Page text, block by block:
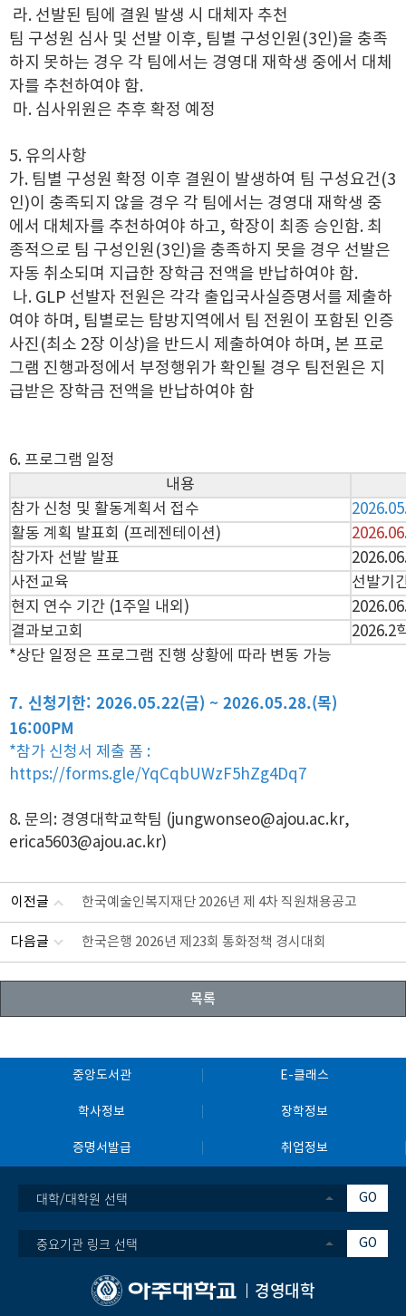
라. 선발된 팀에 결원 발생 시 대체자 추천
팀 구성원 심사 및 선발 이후, 팀별 구성인원(3인)을 충족
하지 못하는 경우 각 팀에서는 경영대 재학생 중에서 대체
자를 추천하여야 함.
마. 심사위원은 추후 확정 예정
5. 유의사항
가. 팀별 구성원 확정 이후 결원이 발생하여 팀 구성요건(3
인)이 충족되지 않을 경우 각 팀에서는 경영대 재학생 중
에서 대체자를 추천하여야 하고, 학장이 최종 승인함. 최
종적으로 팀 구성인원(3인)을 충족하지 못을 경우 선발은
자동 취소되며 지급한 장학금 전액을 반납하여야 함.
나. GLP 선발자 전원은 각각 출입국사실증명서를 제출하
여야 하며, 팀별로는 탐방지역에서 팀 전원이 포함된 인증
사진(최소 2장 이상)을 반드시 제출하여야 하며, 본 프로
그램 진행과정에서 부정행위가 확인될 경우 팀전원은 지
급받은 장학금 전액을 반납하여야 함
6. 프로그램 일정
내용
참가 신청 및 활동계획서 접수
활동 계획 발표회 (프레젠테이션)
참가자 선발 발표
사전교육
선발기
현지 연수 기간 (1주일 내외)
결과보고회
2026.2
*상단 일정은 프로그램 진행 상황에 따라 변동 가능
7. 신청기한: 2026.05.22(금) ~ 2026.05.28.(목)
16:00PM
*참가 신청서 제출 폼 :
https://forms.gle/YqCqbUWzF5hZg4Dq7
8. 문의: 경영대학교학팀 (jungwonseo@ajou.ac.kr,
erica5603@ajou.ac.kr)
이전글 한국예술인복지재단 2026년 제 4차 직원채용공고
다음글 한국은행 2026년 제23회 통화정책 경시대회
목록
중앙도서관 E-클래스
학사정보 장학정보
증명서발급 취업정보
대학/대학원 선택 GO
중요기관 링크 선택 GO
경영대학